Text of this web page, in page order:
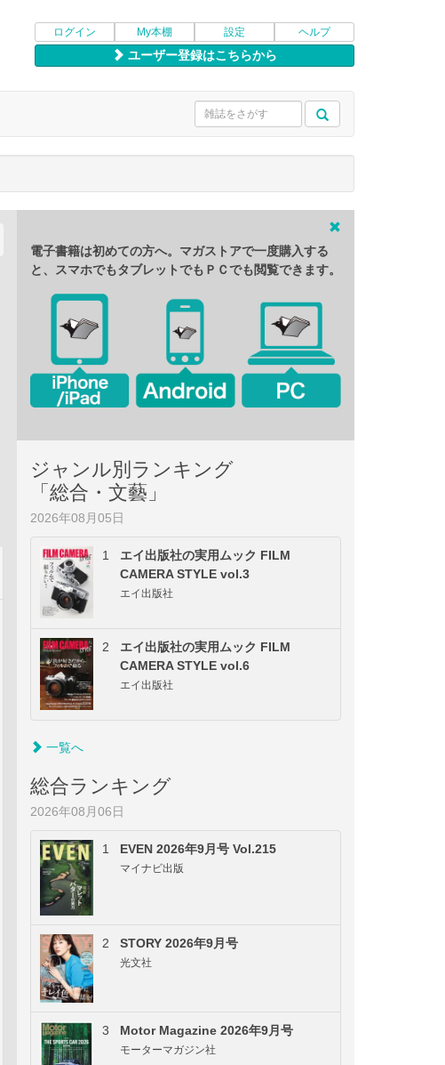
ログイン My本棚 設定 ヘルプ
ユーザー登録はこちらから
電子書籍は初めての方へ。マガストアで一度購入する
と、スマホでもタブレットでもＰＣでも閲覧できます。
ジャンル別ランキング
「総合・文藝」
2026年08月05日
1
エイ出版社の実用ムック FILM
CAMERA STYLE vol.3
エイ出版社
2
エイ出版社の実用ムック FILM
CAMERA STYLE vol.6
エイ出版社
一覧へ
総合ランキング
2026年08月06日
1 EVEN 2026年9月号 Vol.215
マイナビ出版
2 STORY 2026年9月号
光文社
3 Motor Magazine 2026年9月号
モーターマガジン社